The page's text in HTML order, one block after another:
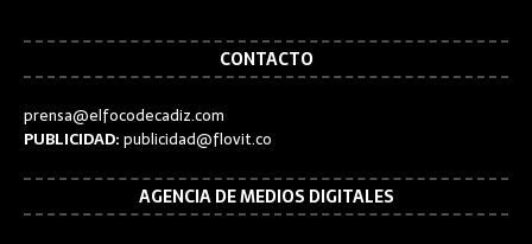
CONTACTO
prensa@elfocodecadiz.com
PUBLICIDAD:publicidad@flovit.co
AGENCIA DE MEDIOS DIGITALES